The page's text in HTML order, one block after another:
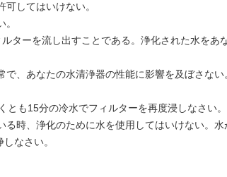
してはいけない。
ターを流し出すことである。浄化された水をあ
、あなたの水清浄器の性能に影響を及ぼさな
も15分の冷水でフィルターを再度浸しなさい。
時、浄化のために水を使用してはいけない。水
なさい。